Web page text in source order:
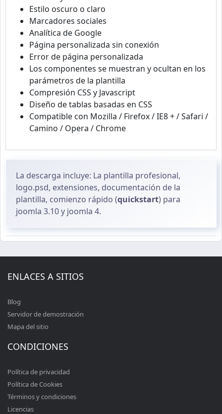
Estilo oscuro o claro
Marcadores sociales
Analítica de Google
Página personalizada sin conexión
Error de página personalizada
Los componentes se muestran y ocultan en los
parámetros de la plantilla
Compresión CSS y Javascript
Diseño de tablas basadas en CSS
Compatible con Mozilla / Firefox / IE8 + / Safari /
Camino / Opera / Chrome
La descarga incluye: La plantilla profesional,
logo.psd, extensiones, documentación de la
plantilla, comienzo rápido (quickstart) para
joomla 3.10 y joomla 4.
ENLACES A SITIOS
Blog
Servidor de demostración
Mapa del sitio
CONDICIONES
Política de privacidad
Política de Cookies
Términos y condiciones
Licencias